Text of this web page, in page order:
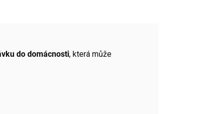
do domácnosti, která může